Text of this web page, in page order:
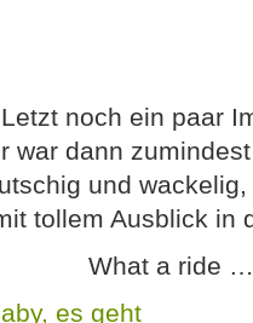
noch ein paar
war dann
und
tollem Ausblick in
What a ride …